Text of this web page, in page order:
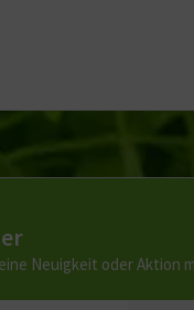
Neuigkeit oder Aktion